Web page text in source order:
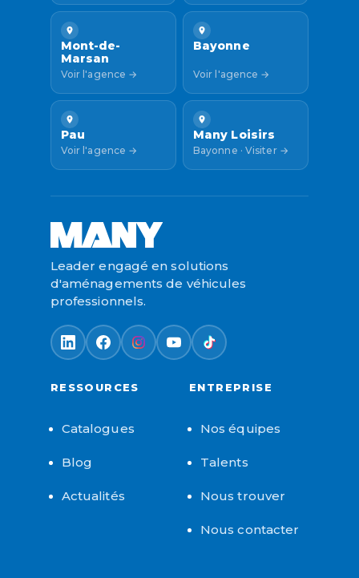
Mont-de-
Marsan
Voir l'agence →
Bayonne
Voir l'agence →
Pau
Voir l'agence →
Many Loisirs
Bayonne · Visiter →
Leader engagé en solutions
d'aménagements de véhicules
professionnels.
RESSOURCES
Catalogues
Blog
Actualités
ENTREPRISE
Nos équipes
Talents
Nous trouver
Nous contacter